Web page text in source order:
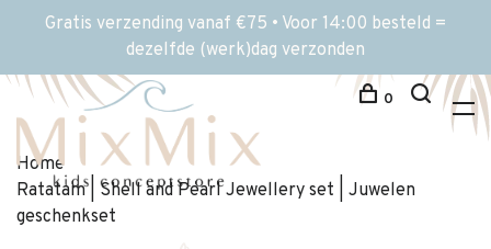
Gratis verzending vanaf €75 • Voor 14:00 besteld =
dezelfde (werk)dag verzonden
0
Home
Ratatam | Shell and Pearl Jewellery set | Juwelen
geschenkset